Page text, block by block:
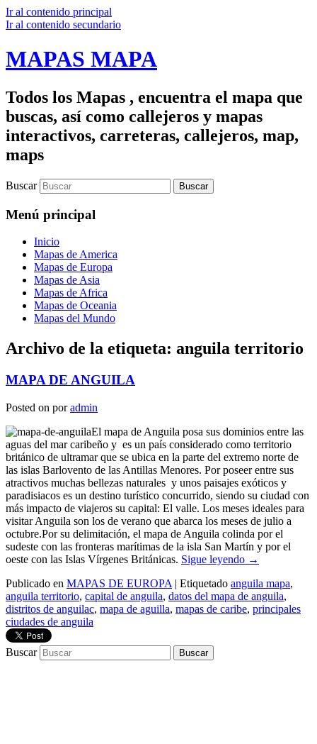
Ir al contenido principal
Ir al contenido secundario
MAPAS MAPA
Todos los Mapas , encuentra el mapa que
buscas, así como callejeros y mapas
interactivos, carreteras, callejeros, map,
maps
Buscar
Menú principal
Inicio
Mapas de America
Mapas de Europa
Mapas de Asia
Mapas de Africa
Mapas de Oceania
Mapas del Mundo
Archivo de la etiqueta: anguila territorio
MAPA DE ANGUILA
Posted on poradmin
El mapa de Anguila posa sus dominios entre las
aguas del mar caribeño y es un país considerado como territorio
británico de ultramar que se ubica en la parte del extremo norte de
las islas Barlovento de las Antillas Menores. Por poseer entre sus
atractivos muchas bellezas naturales y unos paisajes exóticos y
paradisiacos es un destino turístico concurrido, siendo su ciudad con
más impacto de viajeros su capital: El valle. Los meses ideales para
visitar Anguila son los de verano que abarca los meses de julio a
octubre.Por su delimitación, el mapa de Anguila colinda por el
sudeste con las fronteras marítimas de la isla San Martín y por el
oeste con las Islas Vírgenes Británicas. Sigue leyendo →
Publicado en MAPAS DE EUROPA | Etiquetado anguila mapa,
anguila territorio, capital de anguila, datos del mapa de anguila,
distritos de anguilac, mapa de aguilla, mapas de caribe, principales
ciudades de anguila
Buscar